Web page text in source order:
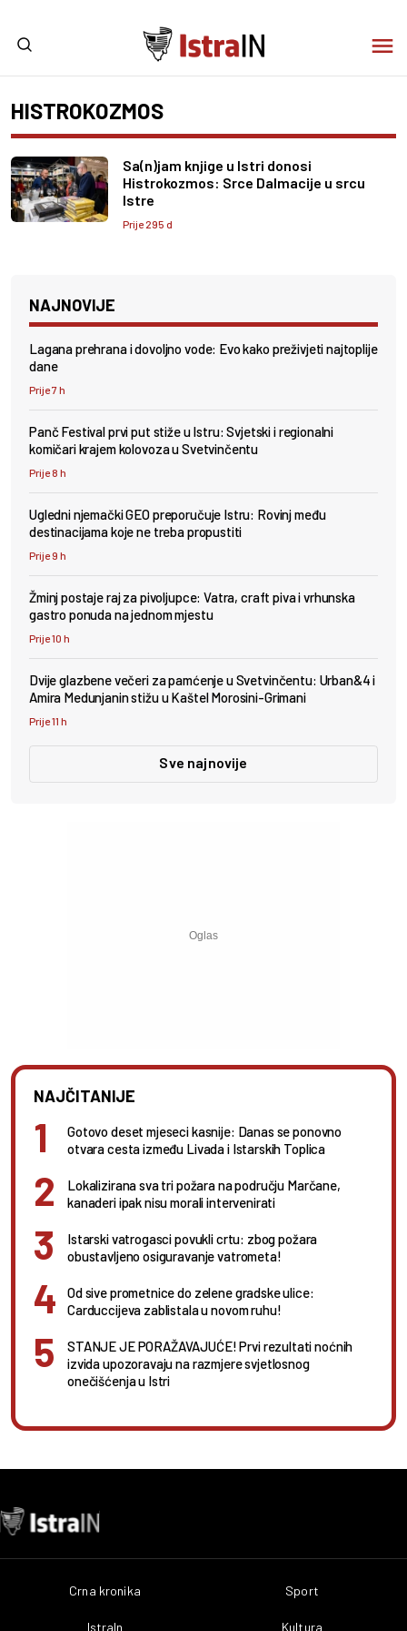
HISTROKOZMOS
Sa(n)jam knjige u Istri donosi
Histrokozmos: Srce Dalmacije u srcu
Istre
Prije 295 d
NAJNOVIJE
Lagana prehrana i dovoljno vode: Evo kako preživjeti najtoplije
dane
Prije 7 h
Panč Festival prvi put stiže u Istru: Svjetski i regionalni
komičari krajem kolovoza u Svetvinčentu
Prije 8 h
Ugledni njemački GEO preporučuje Istru: Rovinj među
destinacijama koje ne treba propustiti
Prije 9 h
Žminj postaje raj za pivoljupce: Vatra, craft piva i vrhunska
gastro ponuda na jednom mjestu
Prije 10 h
Dvije glazbene večeri za pamćenje u Svetvinčentu: Urban&4 i
Amira Medunjanin stižu u Kaštel Morosini-Grimani
Prije 11 h
Sve najnovije
NAJČITANIJE
Gotovo deset mjeseci kasnije: Danas se ponovno
otvara cesta između Livada i Istarskih Toplica
Lokalizirana sva tri požara na području Marčane,
kanaderi ipak nisu morali intervenirati
Istarski vatrogasci povukli crtu: zbog požara
obustavljeno osiguravanje vatrometa!
Od sive prometnice do zelene gradske ulice:
Carduccijeva zablistala u novom ruhu!
STANJE JE PORAŽAVAJUĆE! Prvi rezultati noćnih
izvida upozoravaju na razmjere svjetlosnog
onečišćenja u Istri
Crna kronika
IstraIn
Sport
Kultura